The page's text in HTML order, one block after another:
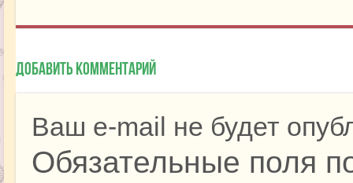
Добавить комментарий
Ваш e-mail не будет
Обязательные поля